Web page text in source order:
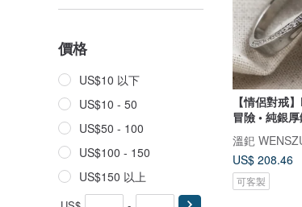
價格
US$10 以下
US$10 - 50
US$50 - 100
US$100 - 150
US$150 以上
【情侶對戒
冒險 • 純銀
溫釲
US$ 208.46
可客製